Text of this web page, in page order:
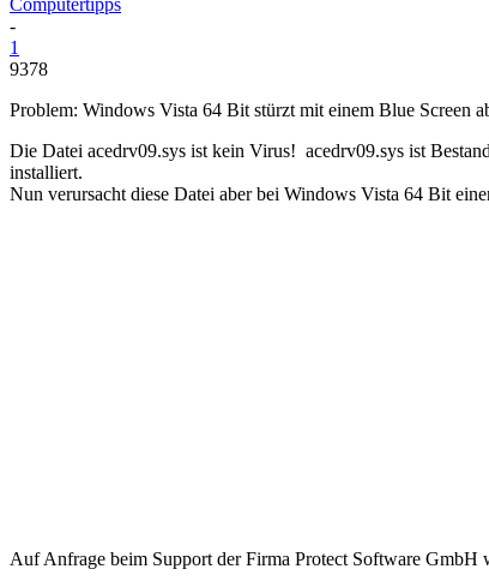
-
1
9378
Problem: Windows Vista 64 Bit stürzt mit einem Blue Screen
Die Datei acedrv09.sys ist kein Virus! acedrv09.sys ist
installiert.
Nun verursacht diese Datei aber bei Windows Vista 64 Bit
Auf Anfrage beim Support der Firma Protect Software GmbH